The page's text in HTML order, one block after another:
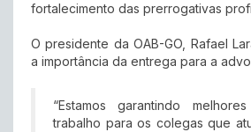
fortalecimento das prerrogativas
O presidente da OAB-GO, Rafael
a importância da entrega para a
“Estamos garantindo
trabalho para os colegas que